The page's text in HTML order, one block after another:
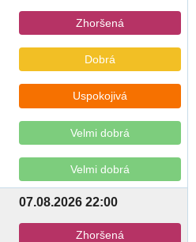
Zhoršená
Dobrá
Uspokojivá
Velmi dobrá
Velmi dobrá
07.08.2026 22:00
Zhoršená